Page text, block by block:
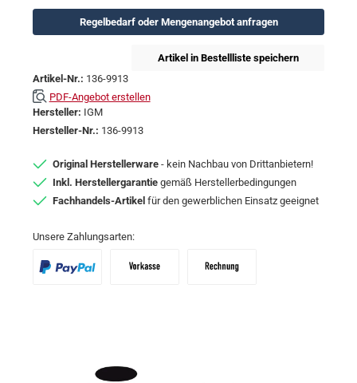
Regelbedarf oder Mengenangebot anfragen
Artikel in Bestellliste speichern
Artikel-Nr.: 136-9913
PDF-Angebot erstellen
Hersteller: IGM
Hersteller-Nr.: 136-9913
Original Herstellerware - kein Nachbau von Drittanbietern!
Inkl. Herstellergarantie gemäß Herstellerbedingungen
Fachhandels-Artikel für den gewerblichen Einsatz geeignet
Unsere Zahlungsarten: